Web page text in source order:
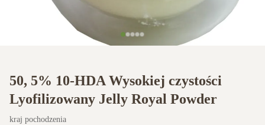
50, 5% 10-HDA Wysokiej czystości
Lyofilizowany Jelly Royal Powder
kraj pochodzenia